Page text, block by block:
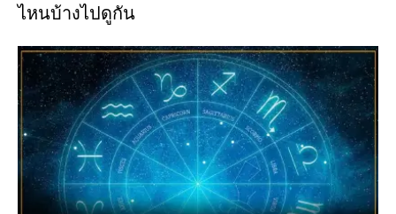
ไหนบ้างไปดูกัน